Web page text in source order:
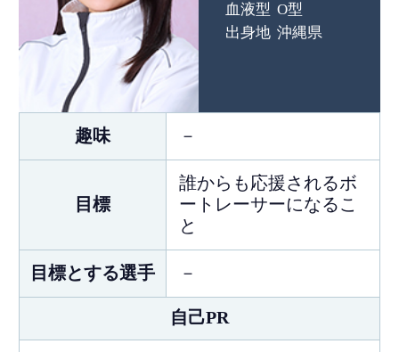
血液型 O型
出身地 沖縄県
趣味 －
目標
誰からも応援されるボ
ートレーサーになるこ
と
目標とする選手 －
自己PR